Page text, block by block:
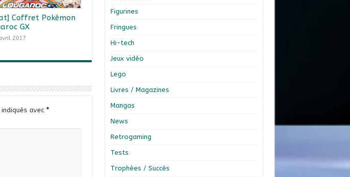
Coffret Pokémon
GX
2017
avec *
Figurines
Fringues
Hi-tech
Jeux vidéo
Lego
Livres / Magazines
Mangas
News
Retrogaming
Tests
Trophées / Succès